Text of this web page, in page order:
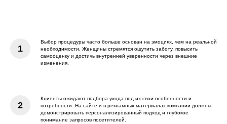
Выбор процедуры часто больше основан на эмоциях, чем на реальной
необходимости. Женщины стремятся ощутить заботу, повысить
самооценку и достичь внутренней уверенности через внешние
изменения.
Клиенты ожидают подбора ухода под их свои особенности и
потребности. На сайте и в рекламных материалах компании должны
демонстрировать персонализированный подход и глубокое
понимание запросов посетителей.